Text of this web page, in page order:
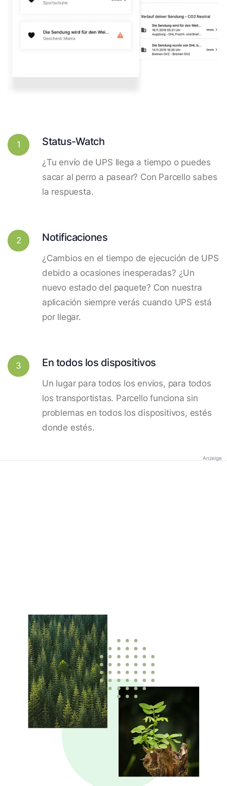
1 Status-Watch
¿Tu envío de UPS llega a tiempo o puedes
sacar al perro a pasear? Con Parcello sabes
la respuesta.
2 Notificaciones
¿Cambios en el tiempo de ejecución de UPS
debido a ocasiones inesperadas? ¿Un
nuevo estado del paquete? Con nuestra
aplicación siempre verás cuando UPS está
por llegar.
3 En todos los dispositivos
Un lugar para todos los envíos, para todos
los transportistas. Parcello funciona sin
problemas en todos los dispositivos, estés
donde estés.
Anzeige